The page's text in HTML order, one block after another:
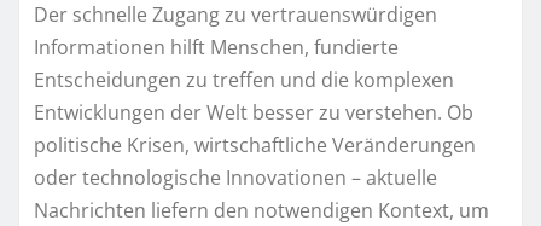
Der schnelle Zugang zu vertrauenswürdigen
Informationen hilft Menschen, fundierte
Entscheidungen zu treffen und die komplexen
Entwicklungen der Welt besser zu verstehen. Ob
politische Krisen, wirtschaftliche Veränderungen
oder technologische Innovationen – aktuelle
Nachrichten liefern den notwendigen Kontext, um